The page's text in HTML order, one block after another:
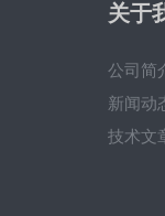
关于
公司简
新闻动
技术文